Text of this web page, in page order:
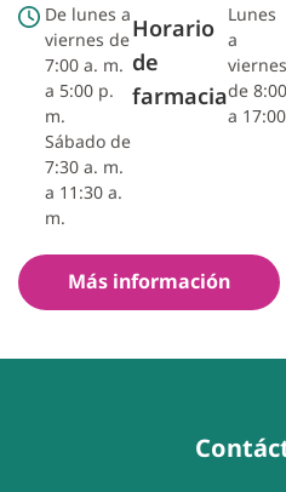
De lunes a
viernes de
7:00 a. m.
a 5:00 p.
m.
Sábado de
7:30 a. m.
a 11:30 a.
m.
Horario
de
farmacia
Lunes
a
viernes
de 8:00
a 17:00
Más información